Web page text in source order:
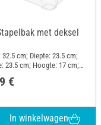
€
met deksel
32.5 cm; Diepte: 23.5 cm;
23.5 cm; Hoogte: 17 cm;
€
In winkelwagen